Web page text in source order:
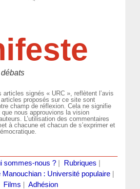
articles signés « URC », reflètent l’avis
articles proposés sur ce site sont
champ de réflexion. Cela ne signifie
nous approuvions la vision
L’utilisation des commentaires
à chacune et chacun de s’exprimer et
sommes-nous ?| Rubriques
Manouchian : Université populaire
Films
Adhésion